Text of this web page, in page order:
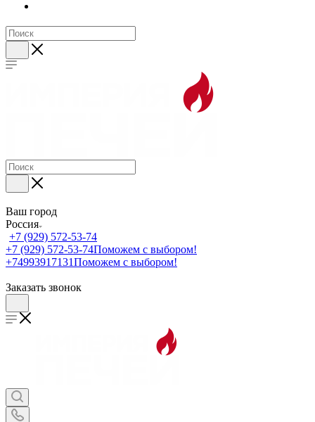
Ваш город
Россия
+7 (929) 572-53-74
+7 (929) 572-53-74Поможем с выбором!
+74993917131Поможем с выбором!
Заказать звонок